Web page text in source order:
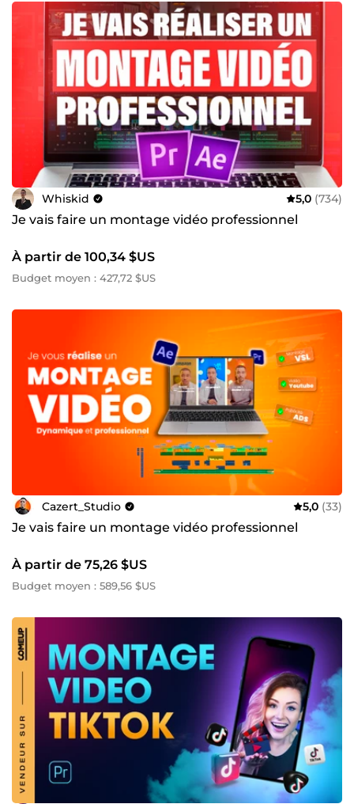
Whiskid 5,0 (734)
Je vais faire un montage vidéo professionnel
À partir de 100,34 $US
Budget moyen : 427,72 $US
Cazert_Studio 5,0 (33)
Je vais faire un montage vidéo professionnel
À partir de 75,26 $US
Budget moyen : 589,56 $US